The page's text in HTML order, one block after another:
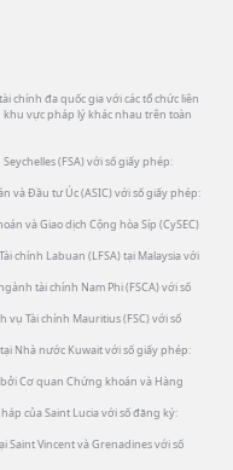
chính đa quốc gia với các tổ chức liên
vực pháp lý khác nhau trên toàn
(FSA) với số giấy phép:
và Đầu tư Úc (ASIC) với số giấy phép:
và Giao dịch Cộng hòa Síp (CySEC)
chính Labuan (LFSA) tại Malaysia với
tài chính Nam Phi (FSCA) với số
vụ Tài chính Mauritius (FSC) với số
Nhà nước Kuwait với số giấy phép:
Cơ quan Chứng khoán và Hàng
của Saint Lucia với số đăng ký:
Saint Vincent và Grenadines với số